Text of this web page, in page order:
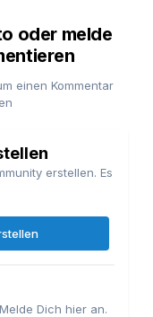
oder melde
einen Kommentar
erstellen. Es
Dich hier an.